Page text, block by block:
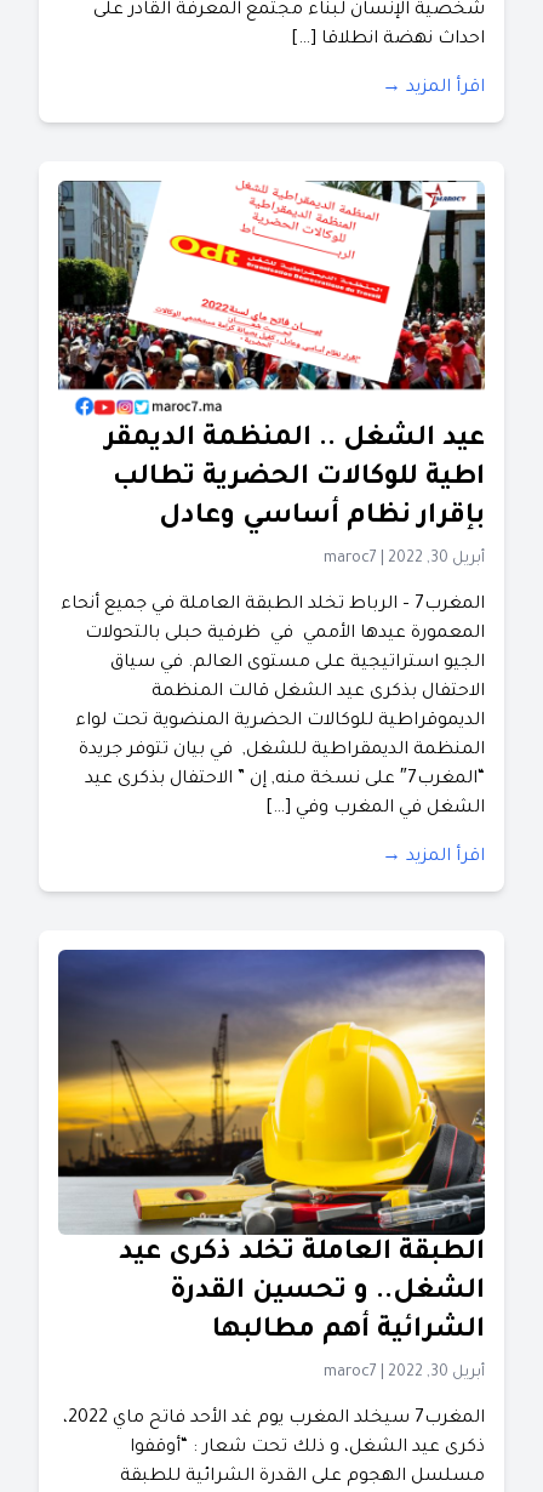
شخصية الإنسان لبناء مجتمع المعرفة القادر على
احداث نهضة انطلاقا […]
اقرأ المزيد →
عيد الشغل .. المنظمة الديمقر
اطية للوكالات الحضرية تطالب
بإقرار نظام أساسي وعادل
أبريل 30, 2022 maroc7
المغرب7 – الرباط تخلد الطبقة العاملة في جميع أنحاء
المعمورة عيدها الأممي في ظرفية حبلى بالتحولات
الجيو استراتيجية على مستوى العالم. في سياق
الاحتفال بذكرى عيد الشغل قالت المنظمة
الديموقراطية للوكالات الحضرية المنضوية تحت لواء
المنظمة الديمقراطية للشغل, في بيان تتوفر جريدة
“المغرب7″ على نسخة منه, إن ” الاحتفال بذكرى عيد
الشغل في المغرب وفي […]
اقرأ المزيد →
الطبقة العاملة تخلد ذكرى عيد
الشغل.. و تحسين القدرة
الشرائية أهم مطالبها
أبريل 30, 2022 maroc7
المغرب7 سيخلد المغرب يوم غد الأحد فاتح ماي 2022،
ذكرى عيد الشغل، و ذلك تحت شعار : “أوقفوا
مسلسل الهجوم على القدرة الشرائية للطبقة